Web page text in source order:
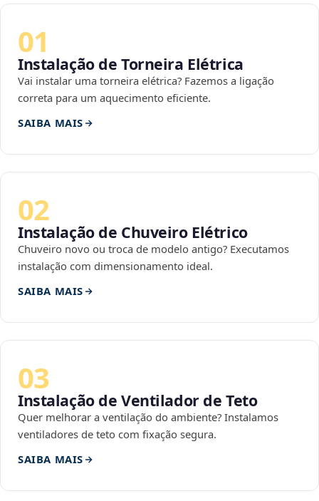
01
Instalação de Torneira Elétrica
Vai instalar uma torneira elétrica? Fazemos a ligação
correta para um aquecimento eficiente.
SAIBA MAIS
02
Instalação de Chuveiro Elétrico
Chuveiro novo ou troca de modelo antigo? Executamos
instalação com dimensionamento ideal.
SAIBA MAIS
03
Instalação de Ventilador de Teto
Quer melhorar a ventilação do ambiente? Instalamos
ventiladores de teto com fixação segura.
SAIBA MAIS